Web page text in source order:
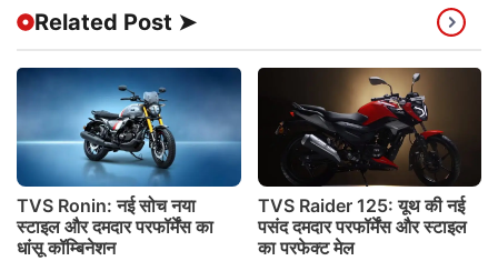
Related Post ➤
TVS Ronin: नई सोच नया
स्टाइल और दमदार परफॉर्मेंस का
धांसू कॉम्बिनेशन
TVS Raider 125: यूथ की नई
पसंद दमदार परफॉर्मेंस और स्टाइल
का परफेक्ट मेल